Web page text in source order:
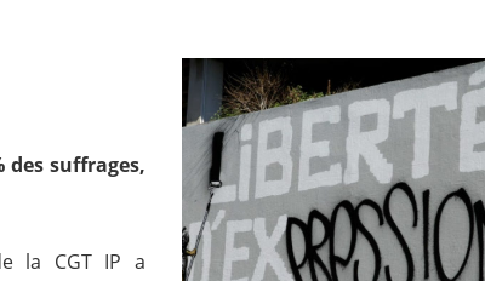
des suffrages,
la CGT IP a